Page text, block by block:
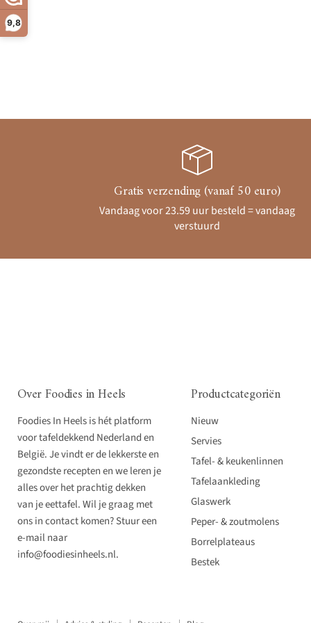
9,8
Gratis verzending (vanaf 50 euro)
Vandaag voor 23.59 uur besteld = vandaag
verstuurd
Over Foodies in Heels
Foodies In Heels is hét platform
voor tafeldekkend Nederland en
België. Je vindt er de lekkerste en
gezondste recepten en we leren je
alles over het prachtig dekken
van je eettafel. Wil je graag met
ons in contact komen? Stuur een
e-mail naar
info@foodiesinheels.nl.
Productcategoriën
Nieuw
Servies
Tafel- & keukenlinnen
Tafelaankleding
Glaswerk
Peper- & zoutmolens
Borrelplateaus
Bestek